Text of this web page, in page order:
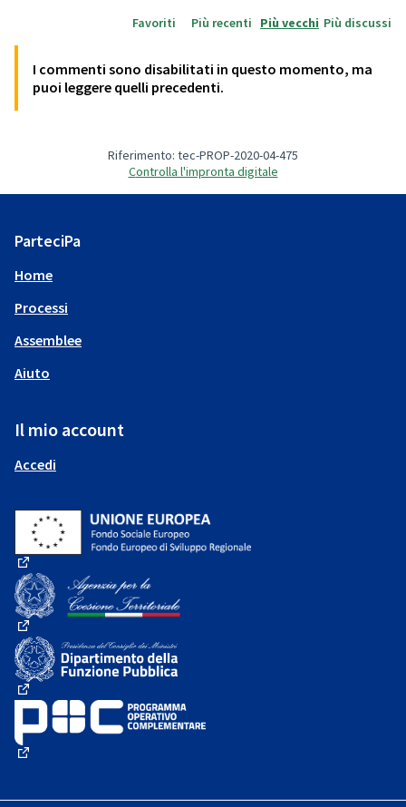
Favoriti Più recenti Più vecchi Più discussi
I commenti sono disabilitati in questo momento, ma
puoi leggere quelli precedenti.
Riferimento: tec-PROP-2020-04-475
Controlla l'impronta digitale
ParteciPa
Home
Processi
Assemblee
Aiuto
Il mio account
Accedi
(Collegamento esterno)
(Collegamento esterno)
(Collegamento esterno)